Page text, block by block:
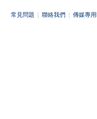
常見問題 聯絡我們 傳媒專